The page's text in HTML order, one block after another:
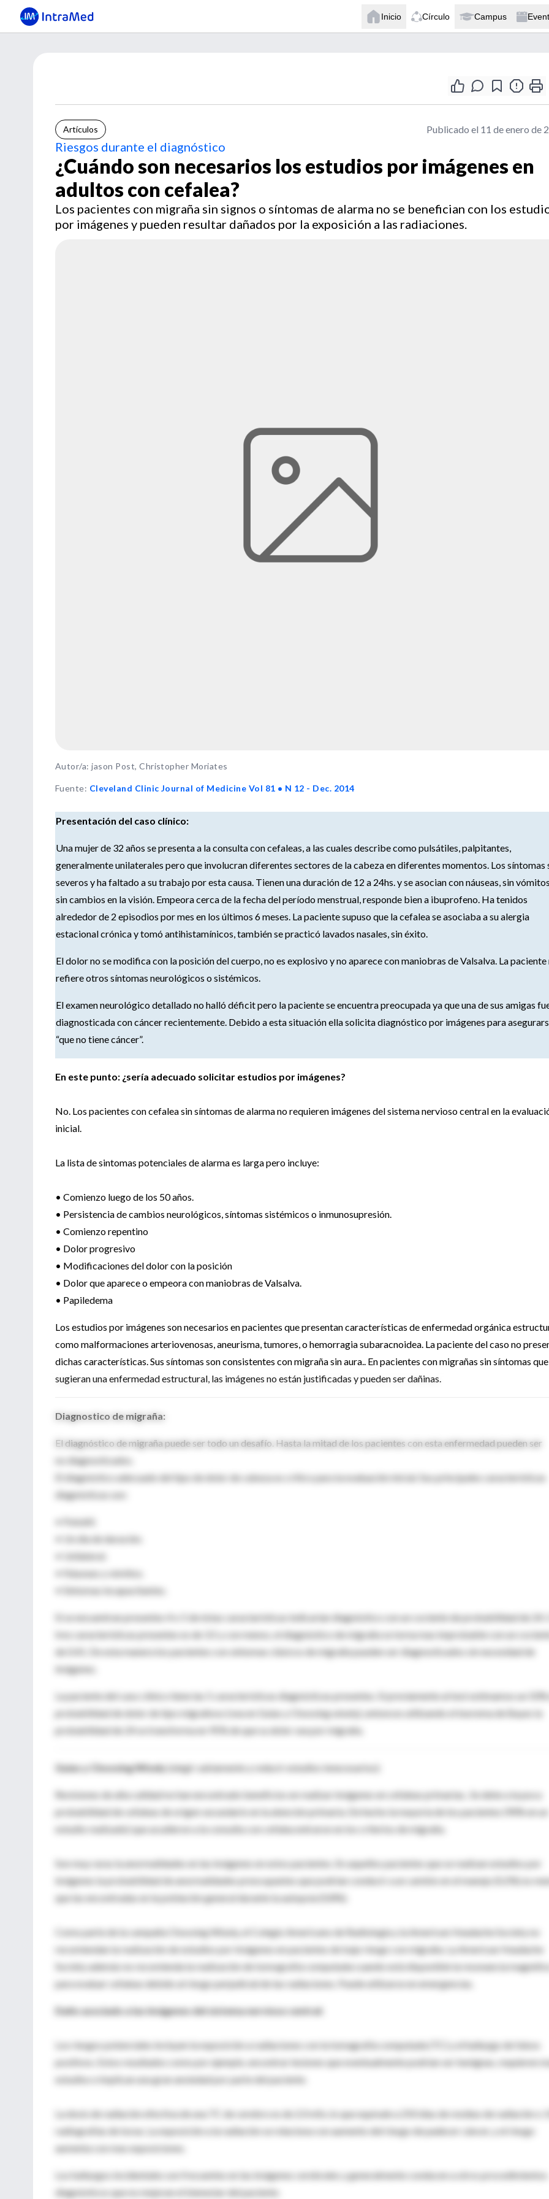
Inicio Círculo Campus
Artículos Publicado el 11 de enero de
Riesgos durante el diagnóstico
¿Cuándo son necesarios los estudios por imágenes en
adultos con cefalea?
Los pacientes con migraña sin signos o síntomas de alarma no se benefician con los
por imágenes y pueden resultar dañados por la exposición a las radiaciones.
Autor/a: jason Post, Christopher Moriates
Fuente: Cleveland Clinic Journal of Medicine Vol 81 • N 12 - Dec. 2014
Presentación del caso clínico:
Una mujer de 32 años se presenta a la consulta con cefaleas, a las cuales describe como pulsátiles, palpitantes,
generalmente unilaterales pero que involucran diferentes sectores de la cabeza en diferentes momentos. Los síntomas
severos y ha faltado a su trabajo por esta causa. Tienen una duración de 12 a 24hs. y se asocian con náuseas, sin
sin cambios en la visión. Empeora cerca de la fecha del período menstrual, responde bien a ibuprofeno. Ha tenidos
alrededor de 2 episodios por mes en los últimos 6 meses. La paciente supuso que la cefalea se asociaba a su alergia
estacional crónica y tomó antihistamínicos, también se practicó lavados nasales, sin éxito.
El dolor no se modifica con la posición del cuerpo, no es explosivo y no aparece con maniobras de Valsalva. La paciente
refiere otros síntomas neurológicos o sistémicos.
El examen neurológico detallado no halló déficit pero la paciente se encuentra preocupada ya que una de sus amigas
diagnosticada con cáncer recientemente. Debido a esta situación ella solicita diagnóstico por imágenes para
“que no tiene cáncer”.
En este punto: ¿sería adecuado solicitar estudios por imágenes?
No. Los pacientes con cefalea sin síntomas de alarma no requieren imágenes del sistema nervioso central en la
inicial.
La lista de sintomas potenciales de alarma es larga pero incluye:
• Comienzo luego de los 50 años.
• Persistencia de cambios neurológicos, síntomas sistémicos o inmunosupresión.
• Comienzo repentino
• Dolor progresivo
• Modificaciones del dolor con la posición
• Dolor que aparece o empeora con maniobras de Valsalva.
• Papiledema
Los estudios por imágenes son necesarios en pacientes que presentan características de enfermedad orgánica
como malformaciones arteriovenosas, aneurisma, tumores, o hemorragia subaracnoidea. La paciente del caso no
dichas características. Sus síntomas son consistentes con migraña sin aura.. En pacientes con migrañas sin síntomas que
sugieran una enfermedad estructural, las imágenes no están justificadas y pueden ser dañinas.
Diagnostico de migraña:
El diagnóstico de migraña puede ser todo un desafío. Hasta la mitad de los pacientes con esta enfermedad pueden ser
no diagnosticados.
El diagnóstico adecuado del tipo de dolor de cabeza es crítico para la evaluación inicial. Sus principales características
diagnósticas son:
• Pulsátil.
• Un dia de duración.
• Unilateral.
• Náuseas y vómitos.
• Síntomas incapacitantes.
Si se encuentran presentes 4 o 5 de éstas caractarísticas indicarían diagnóstico con un cociente de probabilidad de 24.
tres características presentes es de 3.5 y con menos, el diagnóstico de migraña se torna mas improbable con un
de 0.41. De esta manera los pacientes con síntomas clásicos de migraña pueden ser diagnosticados sin necesidad de
imágenes.
La paciente del caso clínico tiene las 5 características diagnósticas presentes. Si previamente al test estimamos un 50%
probabilidad de dolor de tipo migrañoso (vea en Guias y Choosing wisely), entonces utilizando el teorema de Bayes la
probabilidad de 24 se transforma en 95% de que su dolor sea por migraña.
Guías y Choosing Wisely(elegir sabiamente y reducir estudios innecesarios):
Revisiones de alta calidad no han encontrado beneficios en realizar imágenes en cefaleas primarias.. Se debe a la poca
probabilidad de cefaleas de origen secundario en la atención primaria. De hecho la mayoría de los pacientes (90% en un
estudio realizado) que acudieron a la consulta con cefalea entraron en los criterios de migraña.
Son muy raras la anormalidades en las imágenes en estos pacientes. En aquellos pacientes que se realizan estudios por
imágenes la probabilidad de anormalidades preocupantes que podrían conducir a un cambio en el manejo (0.2%) es
que las encontradas en la población general durante la autopsia (0.8%).
Como parte de la campaña Choosing Wisely, el Colegio Americano de Radiologia y la American Headache Society no
recomiendan la realización de estudios por imágenes en pacientes de bajo riesgo con migraña. La American Headache
Society además no recomienda la realización de tomografía computada cuando está disponible la resonancia magnética
para evaluar cefaleas debido al riesgo perjudicial de las radiaciones. Puede utilizarse en emergencias.
Daño asociado a las imágenes del sistema nervioso central:
Los riesgos potenciales incluyen la exposición a radiaciones con la tomagrafía computada (TC) y el hallazgo de falsos
positivos. Estos resultados como por ejemplo, encontrar lesiones que eventualmente podrían ser benignas, requieren
estudios e implican una gran ansiedad por parte del paciente.
La dosis de radiación efectiva de una TC de cerebro es de 2.0 mSv, lo que equivale a 250 dias de residuo de radiación o
radiografías de torax. La exposición a la radiación se relaciona con aumento del riesgo de padecer cáncer, y el riesgo
aumenta con mas exposiciones.
Los hallazgos incidentales son frecuentes en las imágenes cerebrales y generalmente conducen a otros procedimientos
diagnósticos que no mejoran el bienestar del paciente.